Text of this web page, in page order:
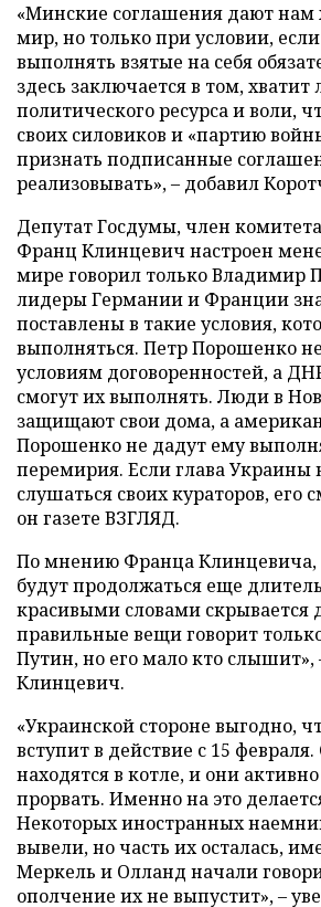
«Минские соглашения дают
мир, но только при условии,
выполнять взятые на себя
здесь заключается в том,
политического ресурса и воли,
своих силовиков и «партию
признать подписанные
реализовывать», – добавил
Депутат Госдумы, член
Франц Клинцевич настроен
мире говорил только Владимир
лидеры Германии и Франции
поставлены в такие условия,
выполняться. Петр Порошенко
условиям договоренностей, а
смогут их выполнять. Люди в
защищают свои дома, а
Порошенко не дадут ему
перемирия. Если глава Украины
слушаться своих кураторов, его
он газете ВЗГЛЯД.
По мнению Франца Клинцевича,
будут продолжаться еще
красивыми словами скрывается
правильные вещи говорит
Путин, но его мало кто слышит»,
Клинцевич.
«Украинской стороне выгодно,
вступит в действие с 15
находятся в котле, и они
прорвать. Именно на это
Некоторых иностранных
вывели, но часть их осталась,
Меркель и Олланд начали
ополчение их не выпустит», –